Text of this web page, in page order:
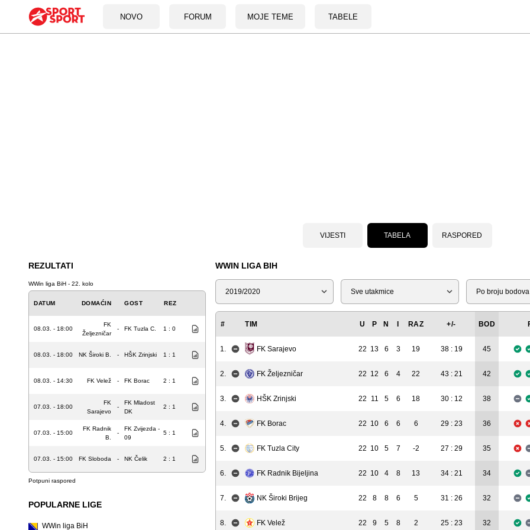
NOVO FORUM MOJE TEME TABELE
VIJESTI TABELA RASPORED
REZULTATI
WWin liga BiH - 22. kolo
DATUM DOMAĆIN GOST REZ
08.03. - 18:00
FK
Željezničar
- FK Tuzla C. 1 : 0
08.03. - 18:00 NK Široki B. - HŠK Zrinjski 1 : 1
08.03. - 14:30 FK Velež - FK Borac 2 : 1
07.03. - 18:00
FK
Sarajevo
-
FK Mladost
DK
2 : 1
07.03. - 15:00
FK Radnik
B.
-
FK Zvijezda -
09
5 : 1
07.03. - 15:00 FK Sloboda - NK Čelik 2 : 1
Potpuni raspored
POPULARNE LIGE
WWin liga BiH
WWIN LIGA BIH
Sezona Tip Liga
# TIM U P N RAZ +/- BOD
1. FK Sarajevo 22 13 6 3 19 38 : 19 45
2. FK Željezničar 22 12 6 4 22 43 : 21 42
3. HŠK Zrinjski 22 11 5 6 18 30 : 12 38
4. FK Borac 22 10 6 6 6 29 : 23 36
5. FK Tuzla City 22 10 5 7 -2 27 : 29 35
6. FK Radnik Bijeljina 22 10 4 8 13 34 : 21 34
7. NK Široki Brijeg 22 8 8 6 5 31 : 26 32
8. FK Velež 22 9 5 8 2 25 : 23 32